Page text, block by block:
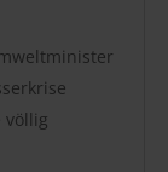
völlig